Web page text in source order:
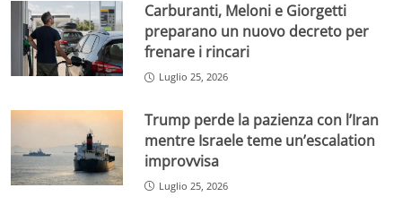
Carburanti, Meloni e Giorgetti
preparano un nuovo decreto per
frenare i rincari
Luglio 25, 2026
Trump perde la pazienza con l’Iran
mentre Israele teme un’escalation
improvvisa
Luglio 25, 2026